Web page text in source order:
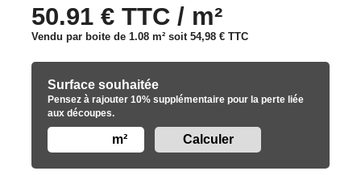
50.91 € TTC / m²
Vendu par boite de 1.08 m² soit 54,98 € TTC
Surface souhaitée
Pensez à rajouter 10% supplémentaire pour la perte liée
aux découpes.
m²